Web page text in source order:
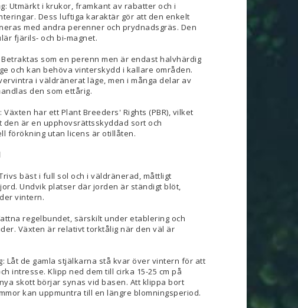
Utmärkt i krukor, framkant av rabatter och i
Dess luftiga karaktär gör att den enkelt
med andra perenner och prydnadsgräs. Den
fjärils- och bi-magnet.
som en perenn men är endast halvhärdig
och kan behöva vinterskydd i kallare områden.
i väldränerat läge, men i många delar av
den som ettårig.
Växten har ett Plant Breeders' Rights (PBR), vilket
den är en upphovsrättsskyddad sort och
förökning utan licens är otillåten.
bäst i full sol och i väldränerad, måttligt
Undvik platser där jorden är ständigt blöt,
vintern.
regelbundet, särskilt under etablering och
Växten är relativt torktålig när den väl är
Låt de gamla stjälkarna stå kvar över vintern för att
intresse. Klipp ned dem till cirka 15-25 cm på
skott börjar synas vid basen. Att klippa bort
kan uppmuntra till en längre blomningsperiod.